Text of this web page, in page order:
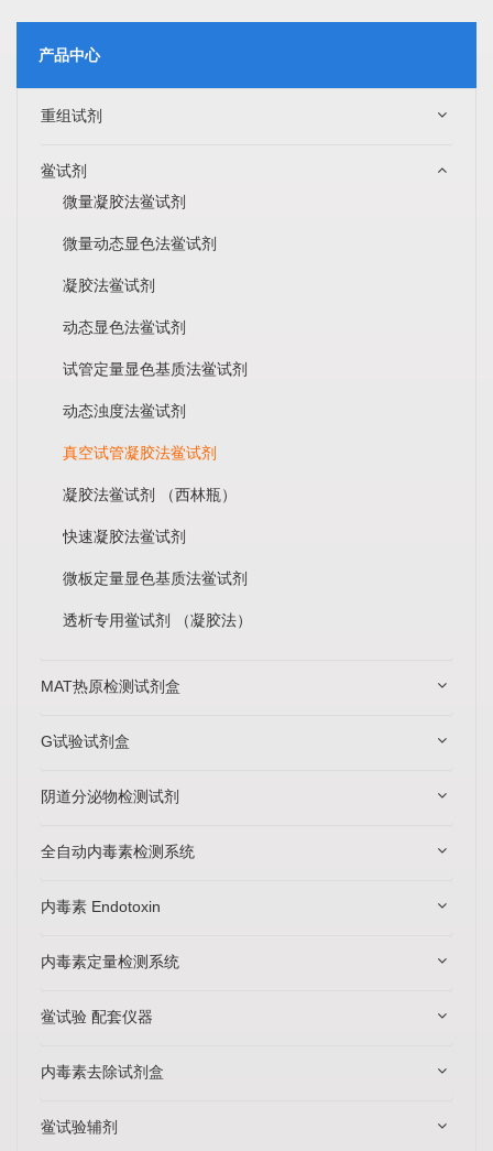
产品中心
重组试剂
鲎试剂
微量凝胶法鲎试剂
微量动态显色法鲎试剂
凝胶法鲎试剂
动态显色法鲎试剂
试管定量显色基质法鲎试剂
动态浊度法鲎试剂
真空试管凝胶法鲎试剂
凝胶法鲎试剂 （西林瓶）
快速凝胶法鲎试剂
微板定量显色基质法鲎试剂
透析专用鲎试剂 （凝胶法）
MAT热原检测试剂盒
G试验试剂盒
阴道分泌物检测试剂
全自动内毒素检测系统
内毒素 Endotoxin
内毒素定量检测系统
鲎试验 配套仪器
内毒素去除试剂盒
鲎试验辅剂